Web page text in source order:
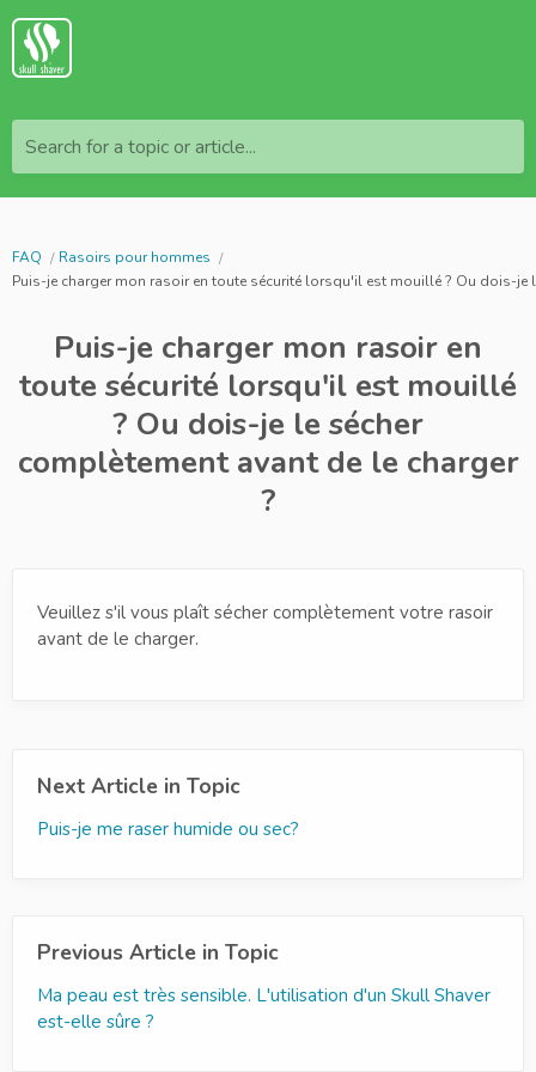
Search for a topic or article...
FAQ
Rasoirs pour hommes
Puis-je charger mon rasoir en toute sécurité lorsqu'il est mouillé ? Ou dois-je
Puis-je charger mon rasoir en
toute sécurité lorsqu'il est mouillé
? Ou dois-je le sécher
complètement avant de le charger
?
Veuillez s'il vous plaît sécher complètement votre rasoir
avant de le charger.
Next Article in Topic
Puis-je me raser humide ou sec?
Previous Article in Topic
Ma peau est très sensible. L'utilisation d'un Skull Shaver
est-elle sûre ?